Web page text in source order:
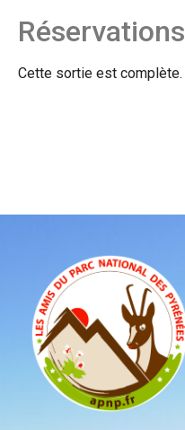
Réservations
Cette sortie est complète.